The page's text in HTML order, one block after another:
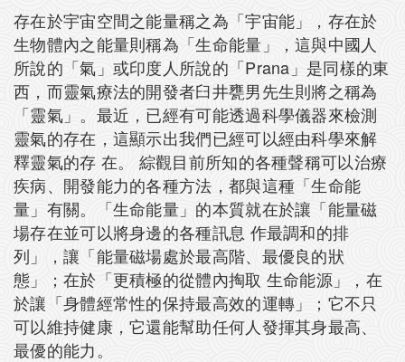
存在於宇宙空間之能量稱之為「宇宙能」，存在於
生物體內之能量則稱為「生命能量」，這與中國人
所說的「氣」或印度人所說的「Prana」是同樣的東
西，而靈氣療法的開發者臼井甕男先生則將之稱為
「靈氣」。最近，已經有可能透過科學儀器來檢測
靈氣的存在，這顯示出我們已經可以經由科學來解
釋靈氣的存 在。 綜觀目前所知的各種聲稱可以治療
疾病、開發能力的各種方法，都與這種「生命能
量」有關。「生命能量」的本質就在於讓「能量磁
場存在並可以將身邊的各種訊息 作最調和的排
列」，讓「能量磁場處於最高階、最優良的狀
態」；在於「更積極的從體內掏取 生命能源」，在
於讓「身體經常性的保持最高效的運轉」；它不只
可以維持健康，它還能幫助任何人發揮其身最高、
最優的能力。